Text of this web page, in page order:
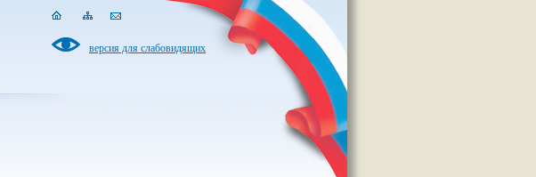
версия для слабовидящих